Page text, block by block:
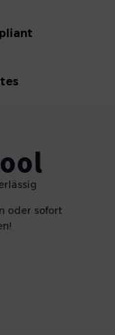
oder sofort